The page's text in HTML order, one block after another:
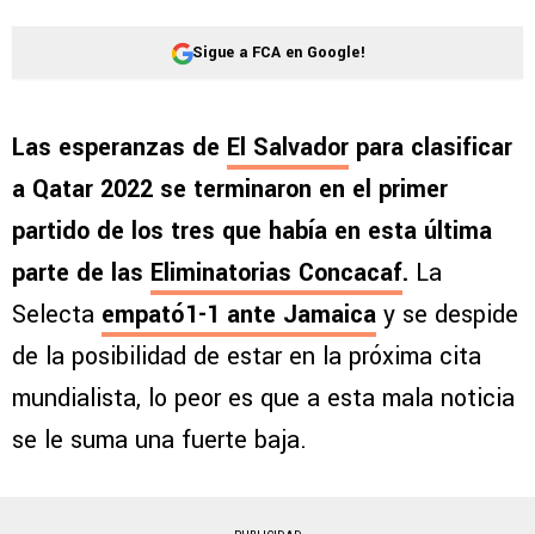
Sigue a FCA en Google!
Las esperanzas de El Salvador para clasificar
a Qatar 2022 se terminaron en el primer
partido de los tres que había en esta última
parte de las Eliminatorias Concacaf. La
Selecta empató1-1 ante Jamaica y se despide
de la posibilidad de estar en la próxima cita
mundialista, lo peor es que a esta mala noticia
se le suma una fuerte baja.